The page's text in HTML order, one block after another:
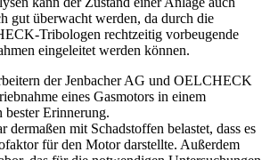
gut überwacht werden, da durch die
Tribologen rechtzeitig vorbeugende
eingeleitet werden können.
der Jenbacher AG und OELCHECK
eines Gasmotors in einem
Erinnerung.
dermaßen mit Schadstoffen belastet, dass es
für den Motor darstellte. Außerdem